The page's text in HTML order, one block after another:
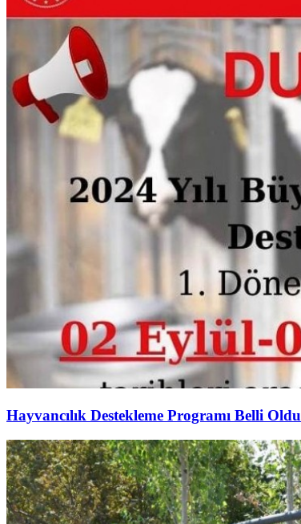
Hayvancılık Destekleme Programı Belli Oldu